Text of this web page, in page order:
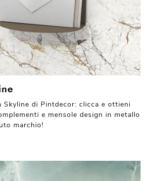
Skyline di Pintdecor: clicca e ottieni
e mensole design in metallo
marchio!